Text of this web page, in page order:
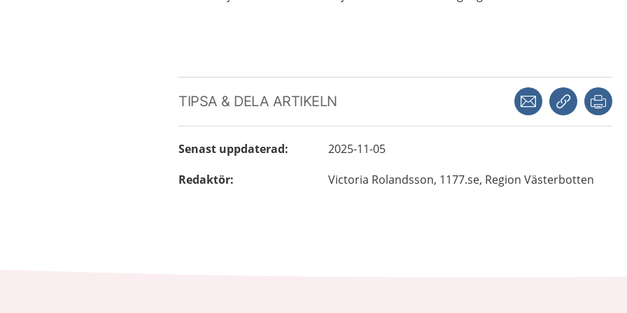
TIPSA & DELA ARTIKELN Dela via mejlKopiera länk
Senast uppdaterad:
2025-11-05
Redaktör: Victoria Rolandsson, 1177.se, Region Västerbotten